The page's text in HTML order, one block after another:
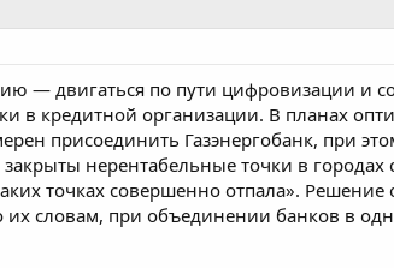
— двигаться по пути цифровизации и
в кредитной организации. В планах
присоединить Газэнергобанк, при
нерентабельные точки в
точках совершенно отпала».
словам, при объединении банков в